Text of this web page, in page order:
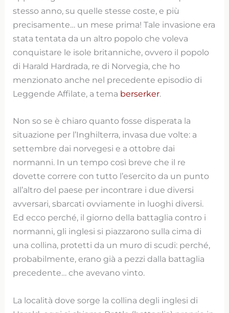
stesso anno, su quelle stesse coste, e più
precisamente… un mese prima! Tale invasione era
stata tentata da un altro popolo che voleva
conquistare le isole britanniche, ovvero il popolo
di Harald Hardrada, re di Norvegia, che ho
menzionato anche nel precedente episodio di
Leggende Affilate, a tema berserker.
Non so se è chiaro quanto fosse disperata la
situazione per l’Inghilterra, invasa due volte: a
settembre dai norvegesi e a ottobre dai
normanni. In un tempo così breve che il re
dovette correre con tutto l’esercito da un punto
all’altro del paese per incontrare i due diversi
avversari, sbarcati ovviamente in luoghi diversi.
Ed ecco perché, il giorno della battaglia contro i
normanni, gli inglesi si piazzarono sulla cima di
una collina, protetti da un muro di scudi: perché,
probabilmente, erano già a pezzi dalla battaglia
precedente… che avevano vinto.
La località dove sorge la collina degli inglesi di